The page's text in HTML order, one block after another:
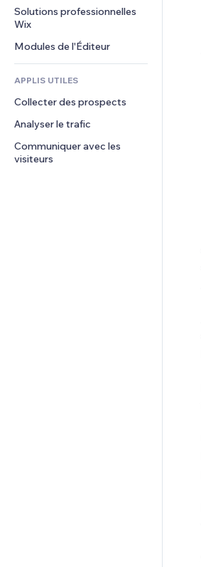
Financement participatif
Alimentation et boissons
Actualités
Services de contenu
Effets de texte
Bannières et badges
Calculateurs
Rechercher
Téléphone
Communauté
Avis et commentaires
Solutions professionnelles
Wix
Modules de l'Éditeur
APPLIS UTILES
Collecter des prospects
Analyser le trafic
Communiquer avec les
visiteurs